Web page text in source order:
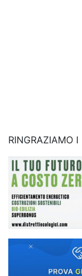
RINGRAZIAMO I